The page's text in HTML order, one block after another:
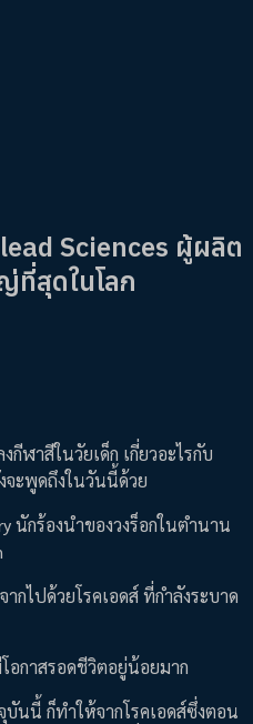
Sciences ผู้ผลิต
ที่สุดในโลก
ฬาสีในวัยเด็ก เกี่ยวอะไรกับ
จะพูดถึงในวันนี้ด้วย
นักร้องนำของวงร็อกในตำนาน
กไปด้วยโรคเอดส์ ที่กำลังระบาด
กาสรอดชีวิตอยู่น้อยมาก
นนี้ ก็ทำให้จากโรคเอดส์ซึ่งตอน